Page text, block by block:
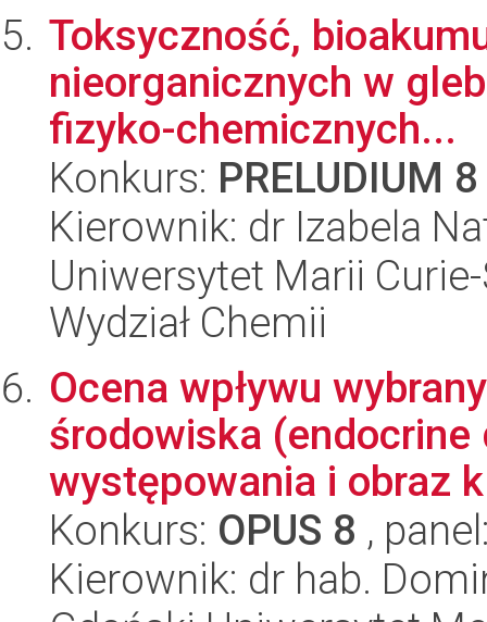
Toksyczność,
nieorganicznych w
fizyko-chemicznych...
Konkurs: PRELUDIUM 8
Kierownik: dr Izabela
Uniwersytet Marii
Wydział Chemii
Ocena wpływu
środowiska
występowania i obraz
Konkurs: OPUS 8 ,
Kierownik: dr hab.